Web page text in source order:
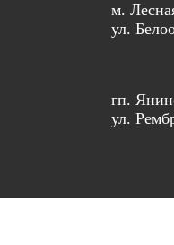
м.
ул.
гп.
ул.